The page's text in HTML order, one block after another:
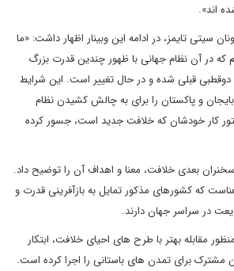
اند».
سیتی تایمز، در ادامه این وبینار اظهار داشت: «ما
که در آن نظام جهانی با ظهور چندین قدرت بزرگ
قبلی شده و در حال تغییر است. این شرایط
و پاکستان را برای به چالش کشیدن نظام
کار خودشان که خلافت جدید است، جسور کرده
بعدی خلافت، معنا و اهداف آن را توضیح داد.
که کشورهای مذکور تمایل به بازآفرینی قدرت و
در سراسر جهان دارند.
مقابله بهتر با طرح های احیای خلافت، ابتکار
مشترک برای تمدن های باستانی را اجرا کرده است.